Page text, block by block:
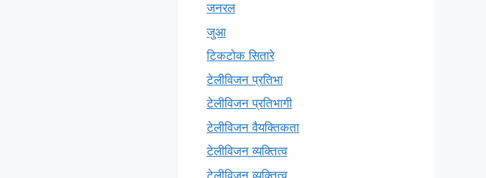
जनरल
जुआ
टिकटोक सितारे
टेलीविजन प्रतिभा
टेलीविजन प्रतिभागी
टेलीविजन वैयक्तिकता
टेलीविजन व्यक्तित्व
टेलीविज़न व्यक्तित्व